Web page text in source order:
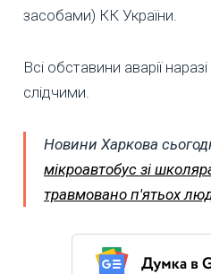
засобами) КК України.
Всі обставини аварії
слідчими.
Новини Харкова
мікроавтобус зі
травмовано п'ятьох